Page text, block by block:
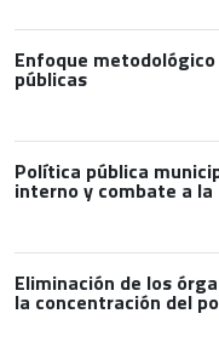
Enfoque
públicas
Política pública
interno y combate a la
Eliminación de los
la concentración del